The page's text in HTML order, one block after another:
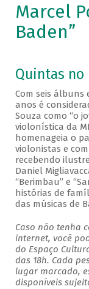
Marcel
Baden”
Quintas no
Com seis álbuns
anos é
Souza como “o
violonística da
homenageia o
violonistas e
recebendo
Daniel
“Berimbau” e
histórias de
das músicas de
Caso não tenha
internet, você
do Espaço
das 18h. Cada
lugar marcado,
disponíveis